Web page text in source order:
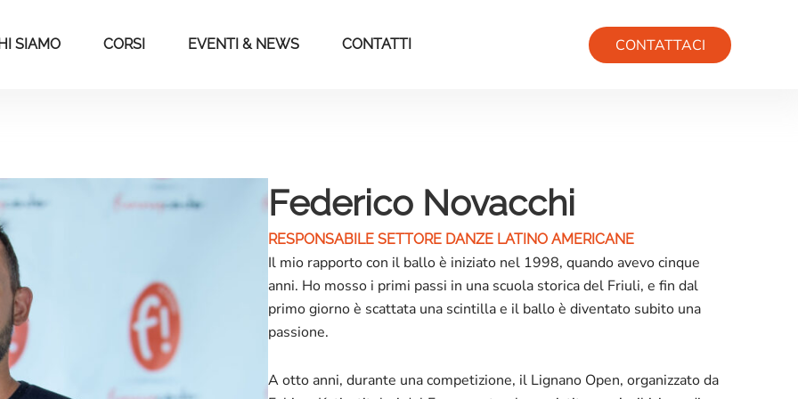
SIAMO CORSI EVENTI & NEWS CONTATTI CONTATTACI
Federico Novacchi
RESPONSABILE SETTORE DANZE LATINO AMERICANE
Il mio rapporto con il ballo è iniziato nel 1998, quando avevo cinque
anni. Ho mosso i primi passi in una scuola storica del Friuli, e fin dal
primo giorno è scattata una scintilla e il ballo è diventato subito una
passione.
A otto anni, durante una competizione, il Lignano Open, organizzato da